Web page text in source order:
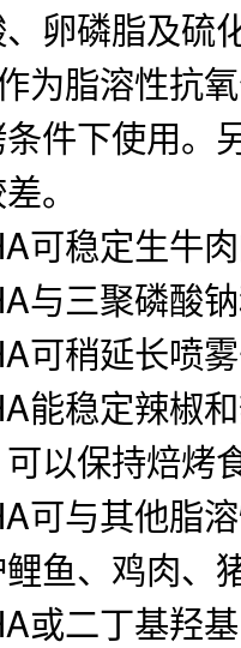
卵磷脂及硫
为脂溶性抗
件下使用。
。
可稳定生牛
与三聚磷酸
可稍延长喷
能稳定辣椒
以保持焙烤
可与其他脂
鱼、鸡肉、
或二丁基羟